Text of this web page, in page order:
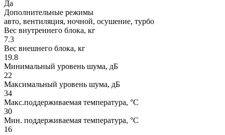
Да
Дополнительные режимы
авто, вентиляция, ночной, осушение, турбо
Вес внутреннего блока, кг
7.3
Вес внешнего блока, кг
19.8
Минимальный уровень шума, дБ
22
Максимальный уровень шума, дБ
34
Макс.поддерживаемая температура, °C
30
Мин. поддерживаемая температура, °C
16